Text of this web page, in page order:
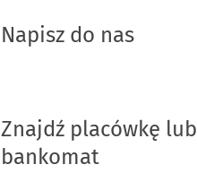
Napisz do nas
Znajdź placówkę lub
bankomat